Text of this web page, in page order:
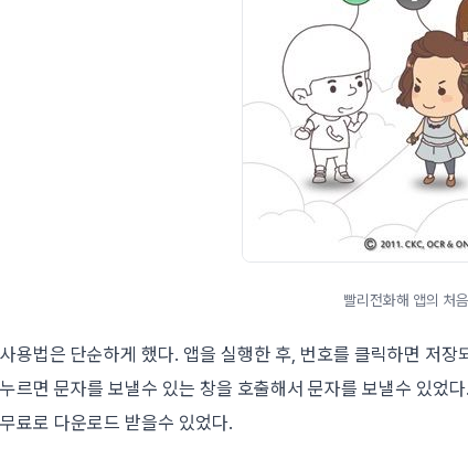
빨리전화해 앱의 처
사용법은 단순하게 했다. 앱을 실행한 후, 번호를 클릭하면 저장
누르면 문자를 보낼수 있는 창을 호출해서 문자를 보낼수 있었
무료로 다운로드 받을수 있었다.